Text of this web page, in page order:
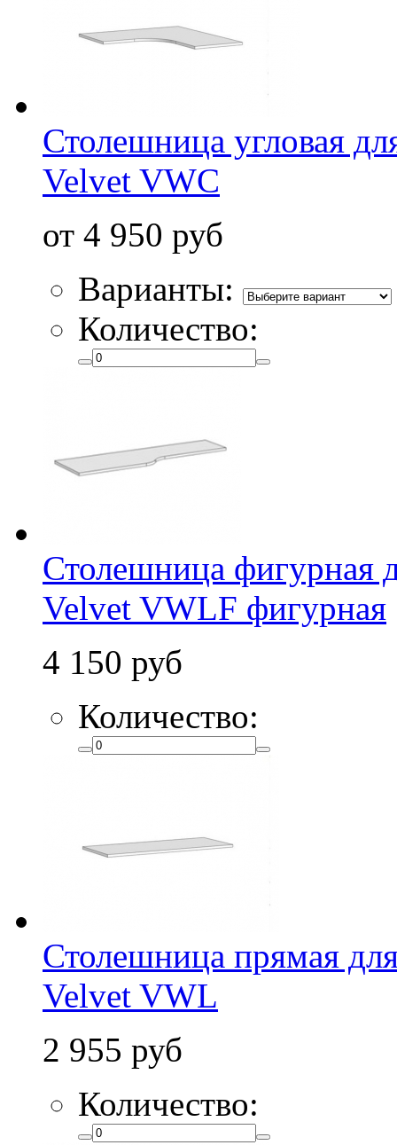
Столешница угловая
Velvet VWС
от 4 950 руб
Варианты:
Количество:
Столешница фигурная
Velvet VWLF фигурная
4 150 руб
Количество:
Столешница прямая
Velvet VWL
2 955 руб
Количество: